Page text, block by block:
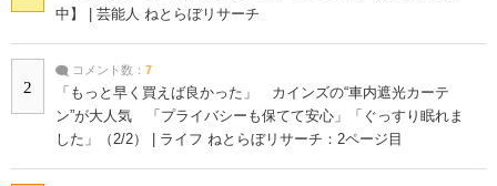
中】 | 芸能人 ねとらぼリサーチ
2
コメント数： 7
「もっと早く買えば良かった」 カインズの“車内遮光カーテ
ン”が大人気 「プライバシーも保てて安心」「ぐっすり眠れま
した」（2/2） | ライフ ねとらぼリサーチ：2ページ目